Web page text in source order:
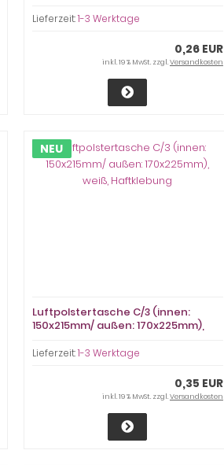
Lieferzeit:1-3 Werktage
0,26 EUR
inkl. 19 % MwSt. zzgl.Versandkosten
NEU
Luftpolstertasche C/3 (innen:
150x215mm/ außen: 170x225mm),
Lieferzeit:1-3 Werktage
0,35 EUR
inkl. 19 % MwSt. zzgl.Versandkosten